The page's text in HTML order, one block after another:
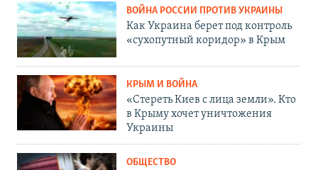
ВОЙНА РОССИИ ПРОТИВ УКРАИНЫ
Как Украина берет под контроль
«сухопутный коридор» в Крым
КРЫМ И ВОЙНА
«Стереть Киев с лица земли». Кто
в Крыму хочет уничтожения
Украины
ОБЩЕСТВО